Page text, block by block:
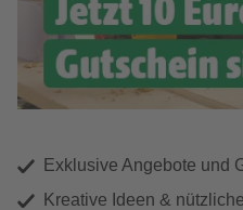
Exklusive Angebote und
Kreative Ideen &